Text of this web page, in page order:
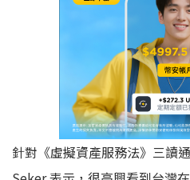
針對《虛擬資產服務法》三讀